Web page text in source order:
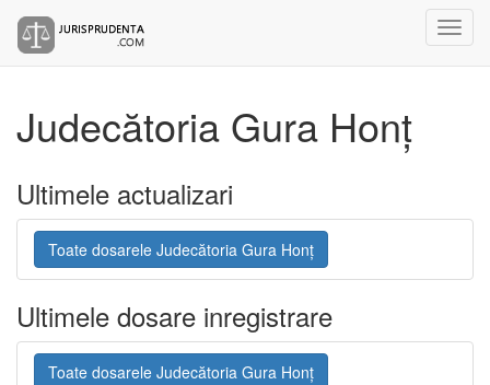
Judecătoria Gura Honț
Ultimele actualizari
Toate dosarele Judecătoria Gura Honț
Ultimele dosare inregistrare
Toate dosarele Judecătoria Gura Honț